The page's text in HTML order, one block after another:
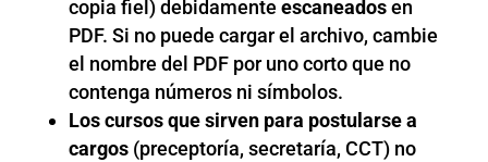
copia fiel) debidamente escaneadosen
PDF. Si no puede cargar el archivo, cambie
el nombre del PDF por uno corto que no
contenga números ni símbolos.
Los cursos que sirven para postularse a
cargos (preceptoría, secretaría, CCT) no